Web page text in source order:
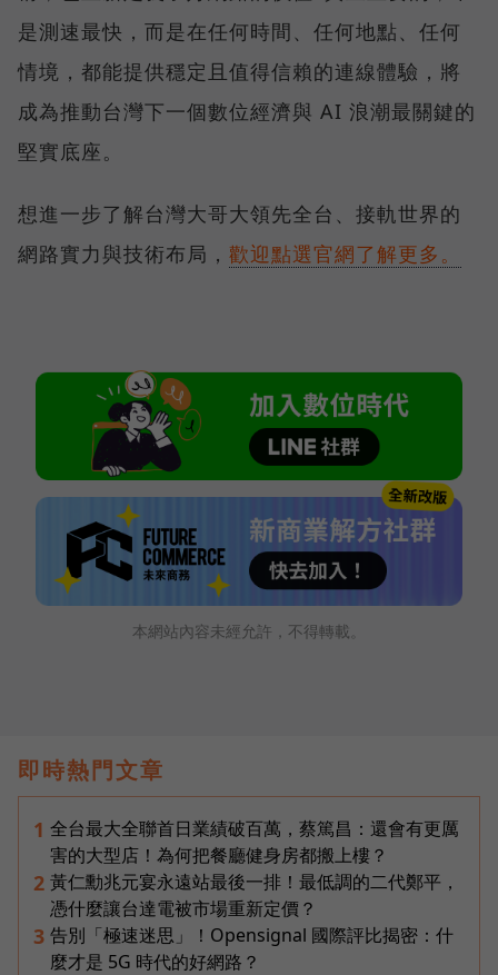
是測速最快，而是在任何時間、任何地點、任何
情境，都能提供穩定且值得信賴的連線體驗，將
成為推動台灣下一個數位經濟與 AI 浪潮最關鍵的
堅實底座。
想進一步了解台灣大哥大領先全台、接軌世界的
網路實力與技術布局， 歡迎點選官網了解更多。
本網站內容未經允許，不得轉載。
即時熱門文章
1 全台最大全聯首日業績破百萬，蔡篤昌：還會有更厲
害的大型店！為何把餐廳健身房都搬上樓？
2 黃仁勳兆元宴永遠站最後一排！最低調的二代鄭平，
憑什麼讓台達電被市場重新定價？
3 告別「極速迷思」！Opensignal 國際評比揭密：什
麼才是 5G 時代的好網路？